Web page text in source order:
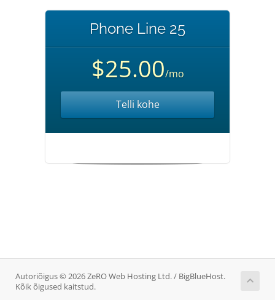
Phone Line 25
$25.00/mo
Telli kohe
Autoriõigus © 2026 ZeRO Web Hosting Ltd. / BigBlueHost.
Kõik õigused kaitstud.